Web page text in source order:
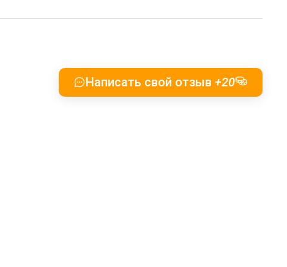
Написать свой отзыв +20